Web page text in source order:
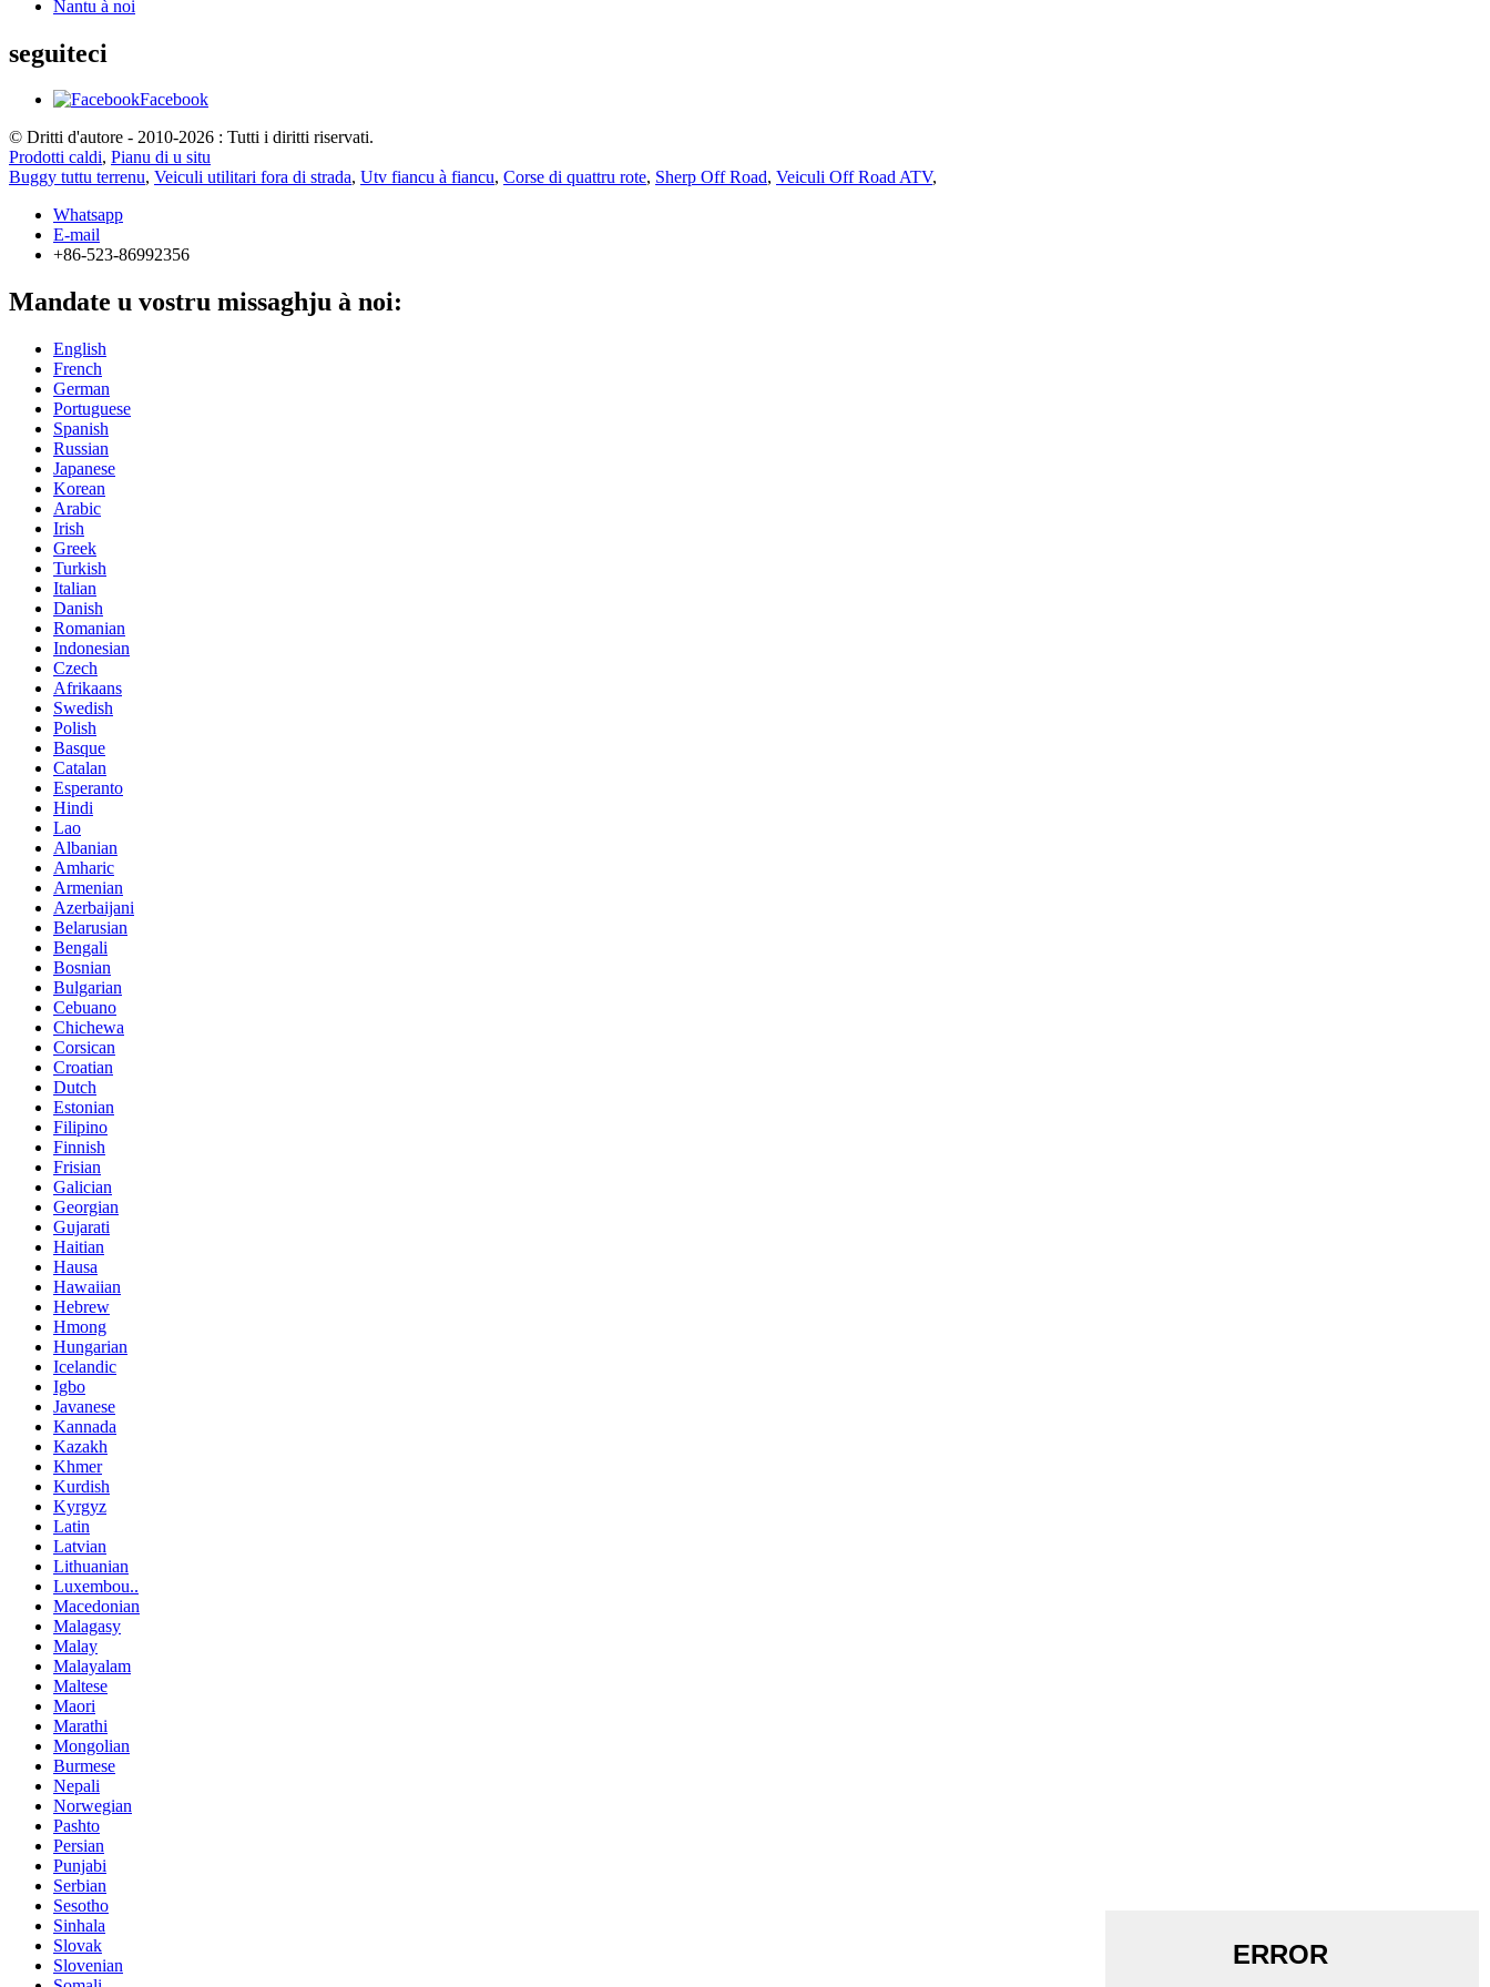
Nantu à noi
seguiteci
Facebook
© Dritti d'autore - 2010-2026 : Tutti i diritti riservati.
Prodotti caldi, Pianu di u situ
Buggy tuttu terrenu, Veiculi utilitari fora di strada, Utv fiancu à fiancu, Corse di quattru rote, Sherp Off Road, Veiculi Off Road ATV,
Whatsapp
E-mail
+86-523-86992356
Mandate u vostru missaghju à noi:
English
French
German
Portuguese
Spanish
Russian
Japanese
Korean
Arabic
Irish
Greek
Turkish
Italian
Danish
Romanian
Indonesian
Czech
Afrikaans
Swedish
Polish
Basque
Catalan
Esperanto
Hindi
Lao
Albanian
Amharic
Armenian
Azerbaijani
Belarusian
Bengali
Bosnian
Bulgarian
Cebuano
Chichewa
Corsican
Croatian
Dutch
Estonian
Filipino
Finnish
Frisian
Galician
Georgian
Gujarati
Haitian
Hausa
Hawaiian
Hebrew
Hmong
Hungarian
Icelandic
Igbo
Javanese
Kannada
Kazakh
Khmer
Kurdish
Kyrgyz
Latin
Latvian
Lithuanian
Luxembou..
Macedonian
Malagasy
Malay
Malayalam
Maltese
Maori
Marathi
Mongolian
Burmese
Nepali
Norwegian
Pashto
Persian
Punjabi
Serbian
Sesotho
Sinhala
Slovak
Slovenian